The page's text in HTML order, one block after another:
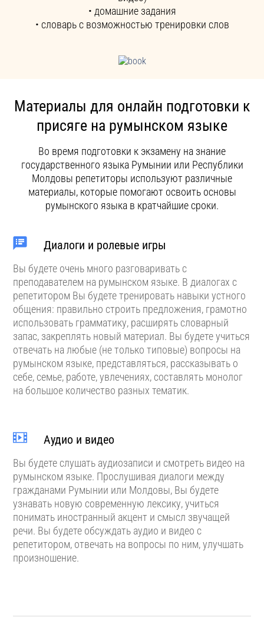
• домашние задания
• словарь с возможностью тренировки слов
Материалы для онлайн подготовки к
присяге на румынском языке
Во время подготовки к экзамену на знание
государственного языка Румынии или Республики
Молдовы репетиторы используют различные
материалы, которые помогают освоить основы
румынского языка в кратчайшие сроки.
Диалоги и ролевые игры
Вы будете очень много разговаривать с
преподавателем на румынском языке. В диалогах с
репетитором Вы будете тренировать навыки устного
общения: правильно строить предложения, грамотно
использовать грамматику, расширять словарный
запас, закреплять новый материал. Вы будете учиться
отвечать на любые (не только типовые) вопросы на
румынском языке, представляться, рассказывать о
себе, семье, работе, увлечениях, составлять монолог
на большое количество разных тематик.
Аудио и видео
Вы будете слушать аудиозаписи и смотреть видео на
румынском языке. Прослушивая диалоги между
гражданами Румынии или Молдовы, Вы будете
узнавать новую современную лексику, учиться
понимать иностранный акцент и смысл звучащей
речи. Вы будете обсуждать аудио и видео с
репетитором, отвечать на вопросы по ним, улучшать
произношение.